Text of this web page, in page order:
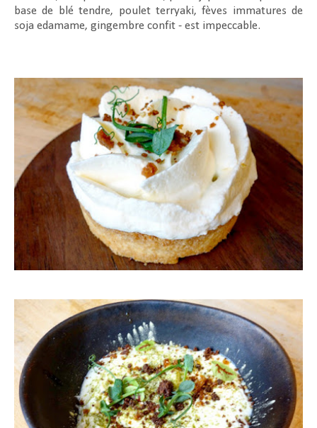
base de blé tendre, poulet terryaki, fèves immatures de
soja edamame, gingembre confit - est impeccable.